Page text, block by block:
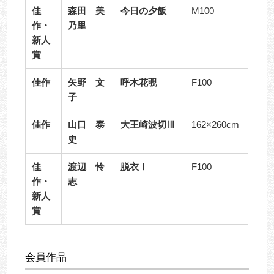
佳
作・
新人
賞
森田 美
乃里
今日の夕飯 M100
佳作
矢野 文
子
呼木花覗 F100
佳作
山口 泰
史
大王崎波切Ⅲ 162×260cm
佳
作・
新人
賞
渡辺 怜
志
脱衣Ⅰ F100
会員作品